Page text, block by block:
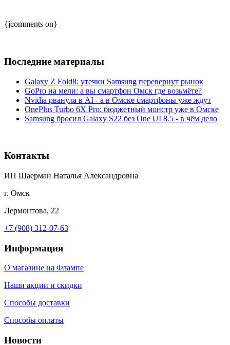
{jcomments on}
Последние материалы
Galaxy Z Fold8: утечки Samsung перевернут рынок
GoPro на мели: а вы смартфон Омск где возьмёте?
Nvidia рванула в AI - а в Омске смартфоны уже ждут
OnePlus Turbo 6X Pro: бюджетный монстр уже в Омске
Samsung бросил Galaxy S22 без One UI 8.5 - в чём дело
Контакты
ИП Шаерман Наталья Александровна
г. Омск
Лермонтова, 22
+7 (908) 312-07-63
Информация
О магазине на Флампе
Наши акции и скидки
Способы доставки
Способы оплаты
Новости